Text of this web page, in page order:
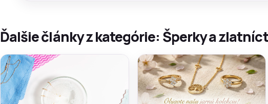
Ďalšie články z kategórie: Šperky a